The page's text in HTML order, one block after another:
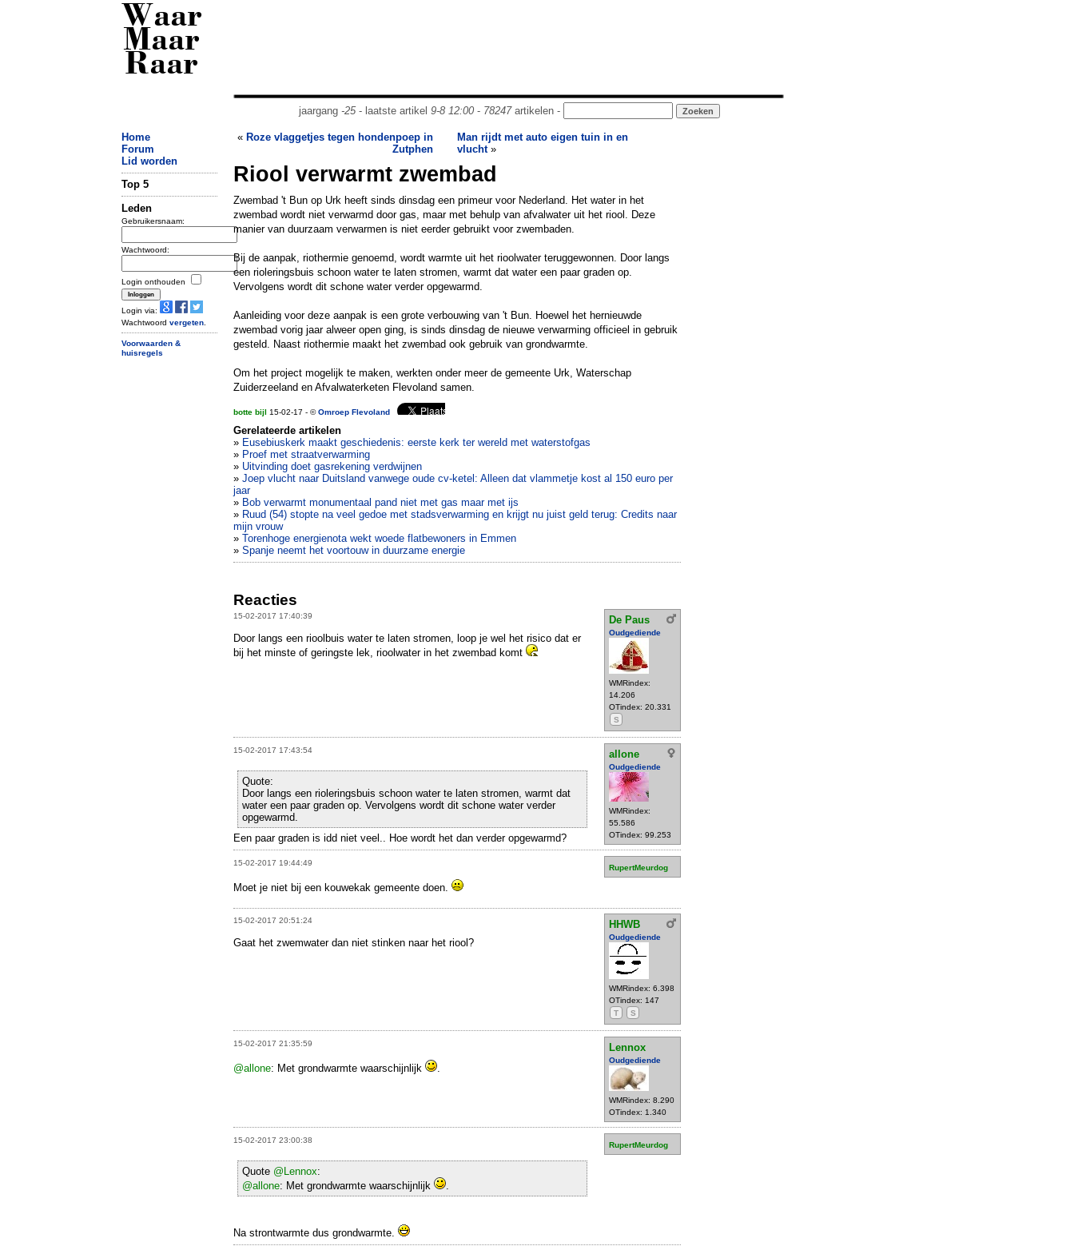
Waar
Maar
Raar
jaargang -25- laatste artikel 9-8 12:00- 78247artikelen -
Home
Forum
Lid worden
Top 5
Leden
Gebruikersnaam:
Wachtwoord:
Login onthouden
Login via:
Wachtwoord vergeten
Voorwaarden &
huisregels
« Roze vlaggetjes tegen hondenpoep in
Zutphen
Man rijdt met auto eigen tuin in en
vlucht»
Riool verwarmt zwembad
Zwembad 't Bun op Urk heeft sinds dinsdag een primeur voor Nederland. Het water in het
zwembad wordt niet verwarmd door gas, maar met behulp van afvalwater uit het riool. Deze
manier van duurzaam verwarmen is niet eerder gebruikt voor zwembaden.
Bij de aanpak, riothermie genoemd, wordt warmte uit het rioolwater teruggewonnen. Door langs
een rioleringsbuis schoon water te laten stromen, warmt dat water een paar graden op.
Vervolgens wordt dit schone water verder opgewarmd.
Aanleiding voor deze aanpak is een grote verbouwing van 't Bun. Hoewel het hernieuwde
zwembad vorig jaar alweer open ging, is sinds dinsdag de nieuwe verwarming officieel in gebruik
gesteld. Naast riothermie maakt het zwembad ook gebruik van grondwarmte.
Om het project mogelijk te maken, werkten onder meer de gemeente Urk, Waterschap
Zuiderzeeland en Afvalwaterketen Flevoland samen.
botte bijl 15-02-17 - ©Omroep Flevoland
Gerelateerde artikelen
» Eusebiuskerk maakt geschiedenis: eerste kerk ter wereld met waterstofgas
» Proef met straatverwarming
» Uitvinding doet gasrekening verdwijnen
» Joep vlucht naar Duitsland vanwege oude cv-ketel: Alleen dat vlammetje kost al 150 euro per
jaar
» Bob verwarmt monumentaal pand niet met gas maar met ijs
» Ruud (54) stopte na veel gedoe met stadsverwarming en krijgt nu juist geld terug: Credits naar
mijn vrouw
» Torenhoge energienota wekt woede flatbewoners in Emmen
» Spanje neemt het voortouw in duurzame energie
Reacties
15-02-2017 17:40:39 De Paus
Oudgediende
WMRindex:
14.206
OTindex: 20.331
S
Door langs een rioolbuis water te laten stromen, loop je wel het risico dat er
bij het minste of geringste lek, rioolwater in het zwembad komt
15-02-2017 17:43:54 allone
Oudgediende
WMRindex:
55.586
OTindex: 99.253
Quote:
Door langs een rioleringsbuis schoon water te laten stromen, warmt dat
water een paar graden op. Vervolgens wordt dit schone water verder
opgewarmd.
Een paar graden is idd niet veel.. Hoe wordt het dan verder opgewarmd?
15-02-2017 19:44:49
RupertMeurdog
Moet je niet bij een kouwekak gemeente doen.
15-02-2017 20:51:24 HHWB
Oudgediende
WMRindex: 6.398
OTindex: 147
T
S
Gaat het zwemwater dan niet stinken naar het riool?
15-02-2017 21:35:59 Lennox
Oudgediende
WMRindex: 8.290
OTindex: 1.340
@allone: Met grondwarmte waarschijnlijk
15-02-2017 23:00:38
RupertMeurdog
Quote @Lennox:
@allone: Met grondwarmte waarschijnlijk
Na strontwarmte dus grondwarmte.